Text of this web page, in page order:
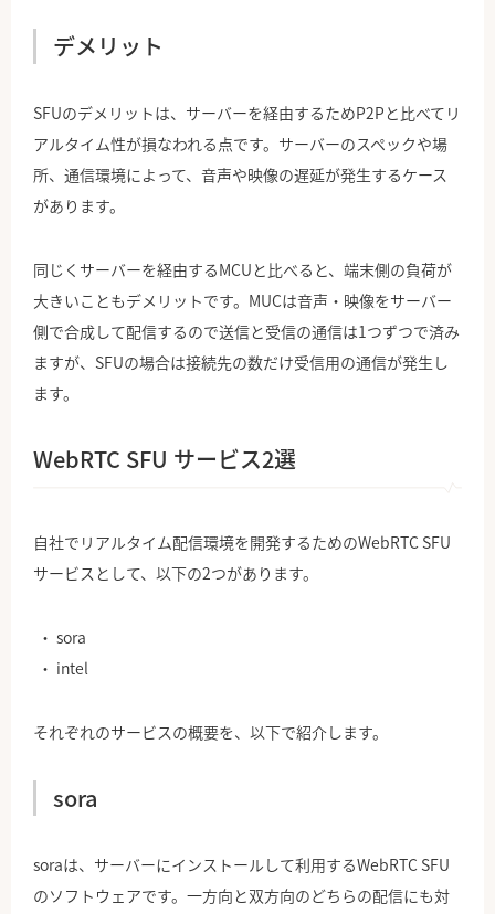
デメリット
SFUのデメリットは、サーバーを経由するためP2Pと比べてリ
アルタイム性が損なわれる点です。サーバーのスペックや場
所、通信環境によって、音声や映像の遅延が発生するケース
があります。
同じくサーバーを経由するMCUと比べると、端末側の負荷が
大きいこともデメリットです。MUCは音声・映像をサーバー
側で合成して配信するので送信と受信の通信は1つずつで済み
ますが、SFUの場合は接続先の数だけ受信用の通信が発生し
ます。
WebRTC SFU サービス2選
自社でリアルタイム配信環境を開発するためのWebRTC SFU
サービスとして、以下の2つがあります。
sora
intel
それぞれのサービスの概要を、以下で紹介します。
sora
soraは、サーバーにインストールして利用するWebRTC SFU
のソフトウェアです。一方向と双方向のどちらの配信にも対